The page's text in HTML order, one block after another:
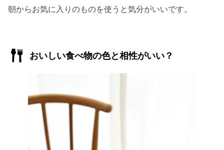
朝からお気に入りのものを使うと気分がいいです。
おいしい食べ物の色と相性がいい？